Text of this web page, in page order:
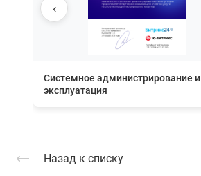
Системное администрирование и
эксплуатация
‹
Назад к списку